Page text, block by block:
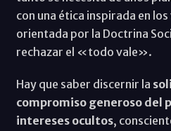
con una ética inspirada en
orientada por la Doctrina
rechazar el «todo vale».
Hay que saber discernir la
compromiso generoso del
intereses ocultos,